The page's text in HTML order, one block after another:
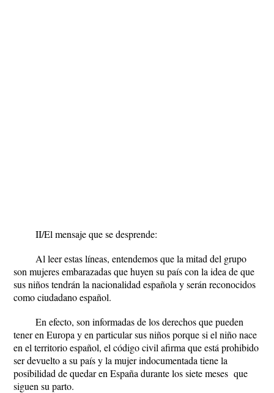
II/El mensaje que se desprende:
Al leer estas líneas, entendemos que la mitad del grupo
son mujeres embarazadas que huyen su país con la idea de que
sus niños tendrán la nacionalidad española y serán reconocidos
como ciudadano español.
En efecto, son informadas de los derechos que pueden
tener en Europa y en particular sus niños porque si el niño nace
en el territorio español, el código civil afirma que está prohibido
ser devuelto a su país y la mujer indocumentada tiene la
posibilidad de quedar en España durante los siete meses que
siguen su parto.